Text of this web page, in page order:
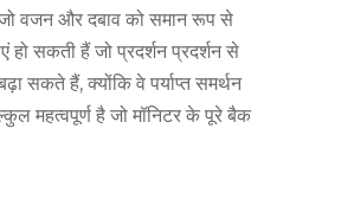
जो वजन और दबाव को समान रूप से
सकती हैं जो प्रदर्शन प्रदर्शन से
सकते हैं, क्योंकि वे पर्याप्त समर्थन
महत्वपूर्ण है जो मॉनिटर के पूरे बैक